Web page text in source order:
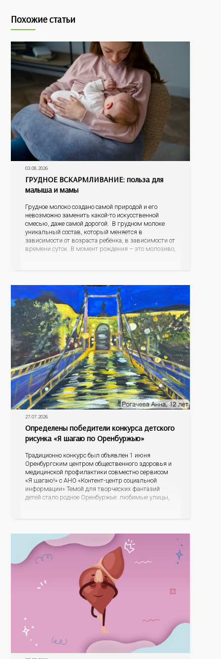
Похожие статьи
03.08.2026
ГРУДНОЕ ВСКАРМЛИВАНИЕ: польза для
малыша и мамы
Грудное молоко создано самой природой и его
невозможно заменить какой-то искусственной
смесью, даже самой дорогой. В грудном молоке
уникальный состав, который меняется в
зависимости от возраста ребёнка, в зависимости от
времени суток. В момент рождения – это молозиво,
27.07.2026
Определены победители конкурса детского
рисунка «Я шагаю по Оренбуржью»
Традиционно конкурс был объявлен 1 июня
Оренбургским центром общественного здоровья и
медицинской профилактики совместно сервисом
«Я шагаю!» с АНО «Контент-центр социальной
информации» Темой для творческих фантазий
детей стало родное Оренбуржье: любимые улицы,